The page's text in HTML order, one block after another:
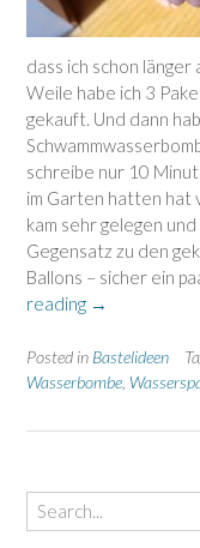
dass ich schon
Weile habe ich 3
gekauft. Und dann
schreibe nur 10
im Garten hatten hat
kam sehr gelegen
Gegensatz zu den
Ballons – sicher ein
reading “Einfache
aus
Schwämmen!”
→
Posted in Bastelideen
Wasserbombe